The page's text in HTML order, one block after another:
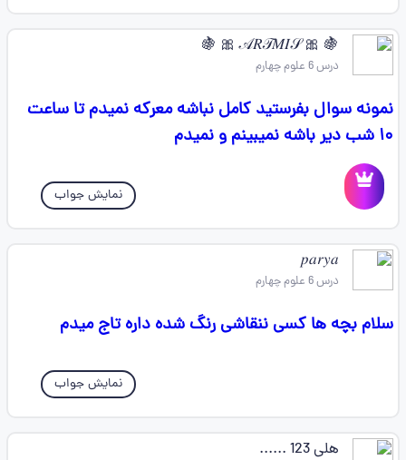
🍇 🎀 𝒜𝑅𝒯𝑀𝐼𝒮 🎀 🍇
درس 6 علوم چهارم
نمونه سوال بفرستید کامل نباشه معرکه نمیدم تا ساعت
۱۰ شب دیر باشه نمیبینم و نمیدم
نمایش جواب
𝑝𝑎𝑟𝑦𝑎
درس 6 علوم چهارم
سلام بچه ها کسی ننقاشی رنگ‌‌ شده داره تاج میدم
نمایش جواب
هلی 123 ......